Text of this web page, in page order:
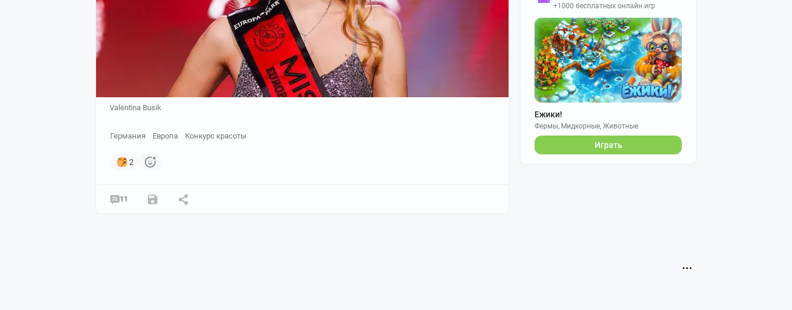
+1000 бесплатных онлайн игр
Ежики!
Фермы, Мидкорные, Животные
Играть
Valentina Busik
Германия Европа Конкурс красоты
2
11